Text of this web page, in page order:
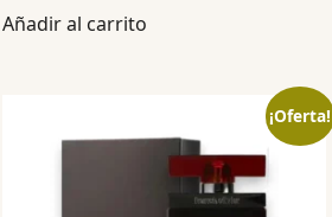
Añadir al carrito
¡Oferta!